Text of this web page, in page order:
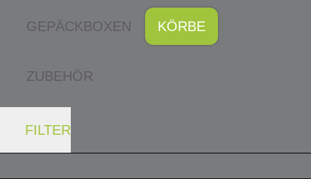
GEPÄCKBOXEN KÖRBE
ZUBEHÖR
FILTER